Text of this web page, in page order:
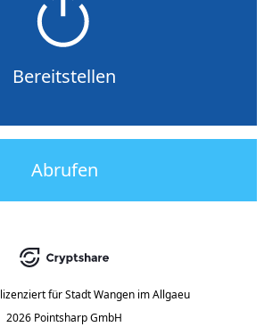
Bereitstellen
Abrufen
lizenziert für Stadt Wangen im Allgaeu
2026 Pointsharp GmbH